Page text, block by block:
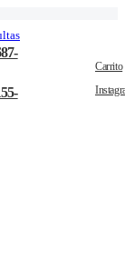
Carrito